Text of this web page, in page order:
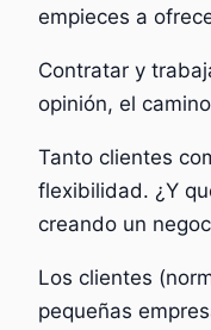
empieces a
Contratar y
opinión, el
Tanto clientes
flexibilidad. ¿Y
creando un
Los clientes
pequeñas